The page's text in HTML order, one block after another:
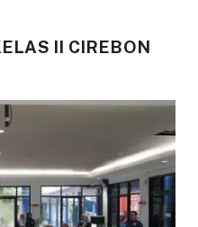
II CIREBON